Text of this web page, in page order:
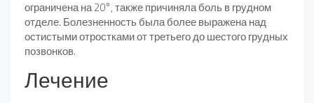
ограничена на 20°, также причиняла боль в грудном
отделе. Болезненность была более выражена над
остистыми отростками от третьего до шестого грудных
позвонков.
Лечение